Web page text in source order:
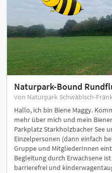
Naturpark-Bound
von Naturpark Schwäbisch-
Hallo, ich bin Biene Maggy.
mehr über mich und mein
Parkplatz Starkholzbacher See
Einzelpersonen (dann einfach
Gruppe und MitgliederInnen
Begleitung durch Erwachsene
barrierefrei und